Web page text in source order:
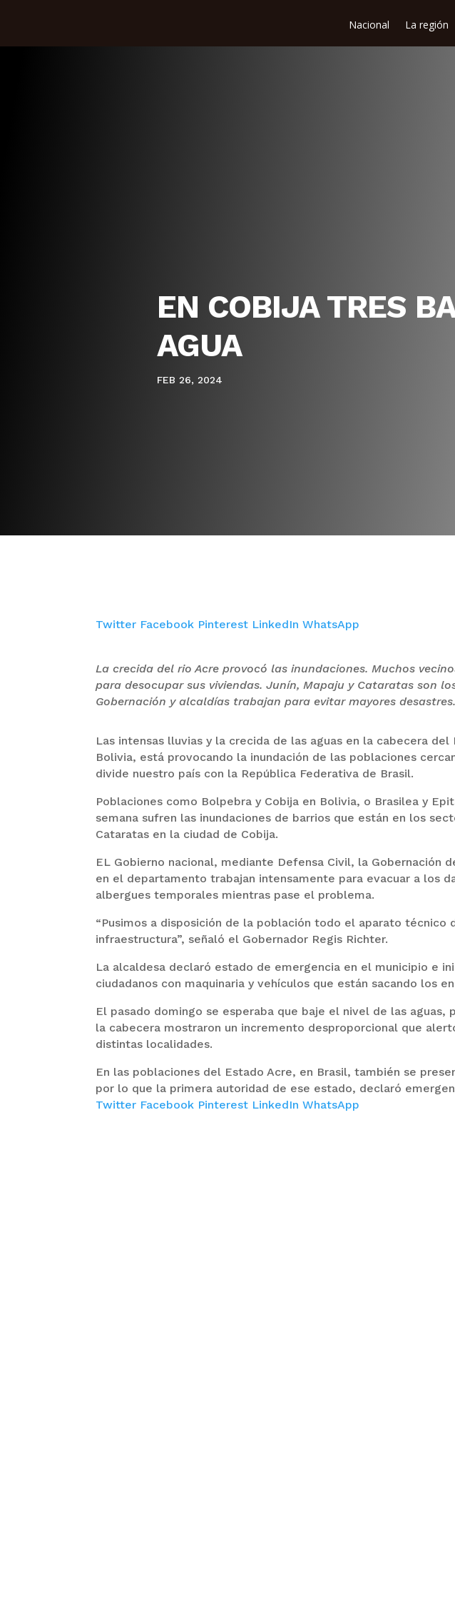
Nacional La región
EN COBIJA TRES
AGUA
FEB 26, 2024
Twitter Facebook Pinterest LinkedInWhatsApp
La crecida del rio Acre provocó las inundaciones. Muchos
para desocupar sus viviendas. Junín, Mapaju y Cataratas son
Gobernación y alcaldías trabajan para evitar mayores desastres.
Las intensas lluvias y la crecida de las aguas en la cabecera
Bolivia, está provocando la inundación de las poblaciones
divide nuestro país con la República Federativa de Brasil.
Poblaciones como Bolpebra y Cobija en Bolivia, o Brasilea y
semana sufren las inundaciones de barrios que están en los
Cataratas en la ciudad de Cobija.
EL Gobierno nacional, mediante Defensa Civil, la Gobernación
en el departamento trabajan intensamente para evacuar a los
albergues temporales mientras pase el problema.
“Pusimos a disposición de la población todo el aparato técnico
infraestructura”, señaló el Gobernador Regis Richter.
La alcaldesa declaró estado de emergencia en el municipio e
ciudadanos con maquinaria y vehículos que están sacando los
El pasado domingo se esperaba que baje el nivel de las
la cabecera mostraron un incremento desproporcional que
distintas localidades.
En las poblaciones del Estado Acre, en Brasil, también se
por lo que la primera autoridad de ese estado, declaró
Twitter Facebook Pinterest LinkedInWhatsApp